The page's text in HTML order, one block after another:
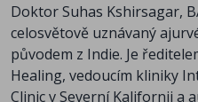
Doktor Suhas Kshirsagar,
celosvětově uznávaný
původem z Indie. Je
Healing, vedoucím kliniky
Clinic v Severní Kalifornii a